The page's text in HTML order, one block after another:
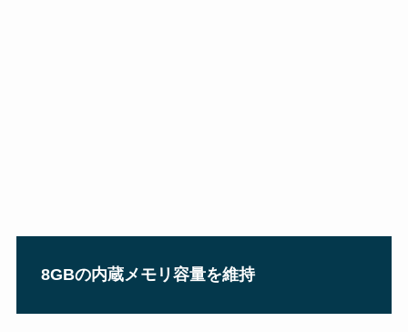
8GBの内蔵メモリ容量を維持